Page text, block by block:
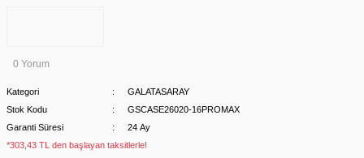
0 Yorum
Kategori
GALATASARAY
Stok Kodu
GSCASE26020-16PROMAX
Garanti Süresi
24 Ay
*303,43 TL den başlayan taksitlerle!